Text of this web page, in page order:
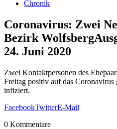
Chronik
Coronavirus: Zwei
Bezirk Wolfsberg
24. Juni 2020
Zwei Kontaktpersonen des
Freitag positiv auf das Coronavirus
infiziert.
FacebookTwitterE-Mail
0 Kommentare